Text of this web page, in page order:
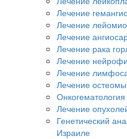
Лечение
Лечение
Лечение
Лечение рака
Лечение
Лечение
Лечение
Лечение
Генетический
Израиле